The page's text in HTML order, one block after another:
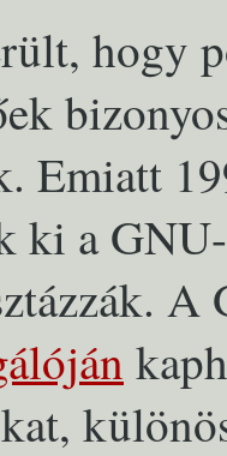
hogy
Emiatt
ki a